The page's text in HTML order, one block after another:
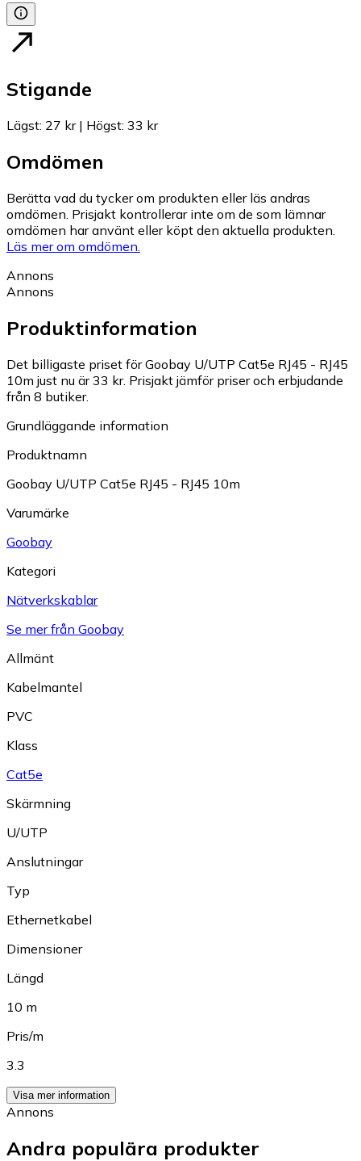
Stigande
Lägst: 27 kr| Högst: 33 kr
Omdömen
Berätta vad du tycker om produkten eller läs andras
omdömen. Prisjakt kontrollerar inte om de som lämnar
omdömen har använt eller köpt den aktuella produkten.
Läs mer om omdömen.
Annons
Annons
Produktinformation
Det billigaste priset för Goobay U/UTP Cat5e RJ45 - RJ45
10m just nu är 33 kr. Prisjakt jämför priser och erbjudande
från 8 butiker.
Grundläggande information
Produktnamn
Goobay U/UTP Cat5e RJ45 - RJ45 10m
Varumärke
Goobay
Kategori
Nätverkskablar
Se mer från Goobay
Allmänt
Kabelmantel
PVC
Klass
Cat5e
Skärmning
U/UTP
Anslutningar
Typ
Ethernetkabel
Dimensioner
Längd
10 m
Pris/m
3.3
Visa mer information
Annons
Andra populära produkter